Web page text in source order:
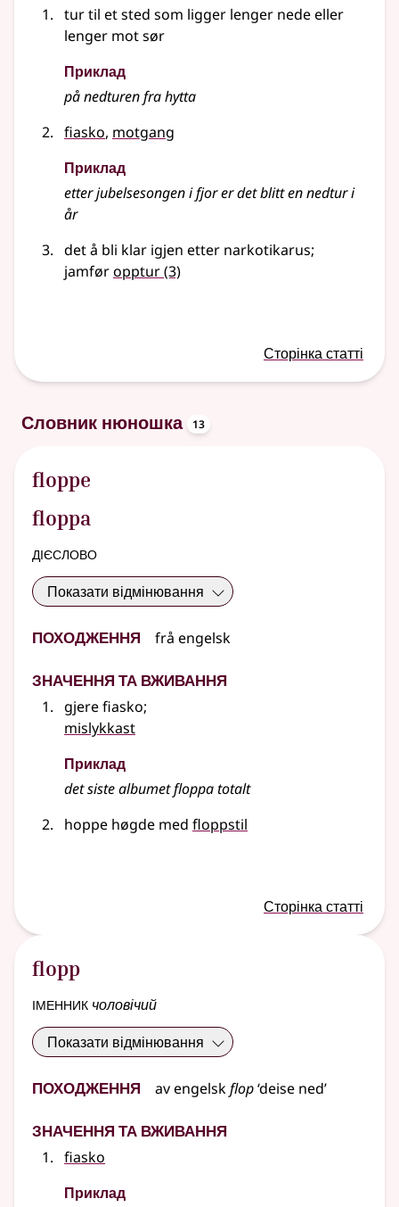
tur til et sted som ligger lenger nede eller
lenger mot sør
Приклад
på nedturen fra hytta
fiasko, motgang
Приклад
etter jubelsesongen i fjor er det blitt ennedturi
år
det å bli klar igjen etter narkotikarus;
jamføropptur(3)
Сторінка статті
Словник нюношка 13
floppe
floppa
дієслово
Показати відмінювання
Походження frå engelsk
Значення та вживання
gjere fiasko;
mislykkast
Приклад
det siste albumet floppa totalt
hoppe høgde med floppstil
Сторінка статті
flopp
іменник чоловічий
Показати відмінювання
Походження avengelskflop‘deise ned’
Значення та вживання
fiasko
Приклад